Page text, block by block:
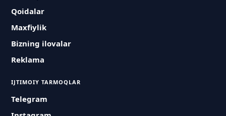
Qoidalar
Maxfiylik
Bizning ilovalar
Reklama
IJTIMOIY TARMOQLAR
Telegram